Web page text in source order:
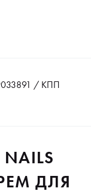
/ КПП
ДЛЯ